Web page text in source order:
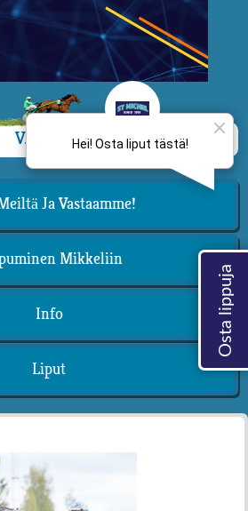
VALIKKO
Ja Vastaamme!
Mikkeliin
Info
Liput